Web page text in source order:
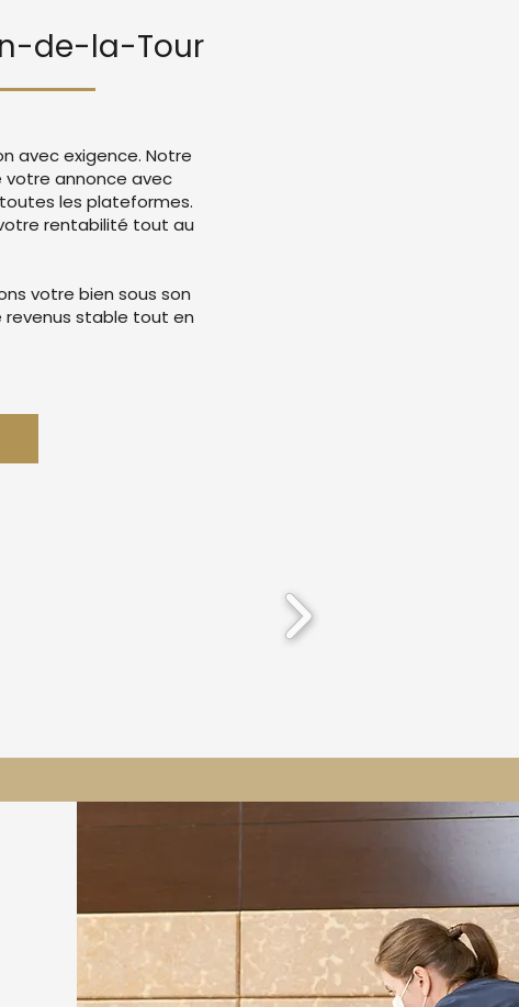
de-la-Tour
avec exigence. Notre
votre annonce avec
les plateformes.
rentabilité tout au
votre bien sous son
revenus stable tout en